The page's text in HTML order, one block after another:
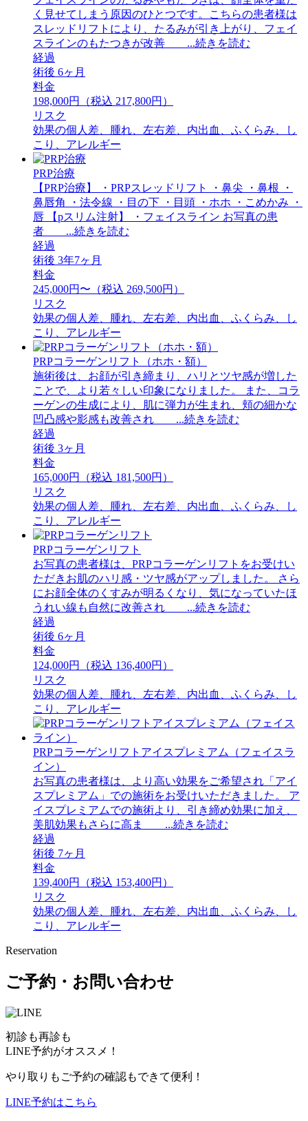
く見せてしまう原因のひとつです。こちらの患者様は
スレッドリフトにより、たるみが引き上がり、フェイ
スラインのもたつきが改善 ...続きを読む
経過
術後 6ヶ月
料金
198,000円（税込 217,800円）
リスク
効果の個人差、腫れ、左右差、内出血、ふくらみ、し
こり、アレルギー
PRP治療
【PRP治療】 ・PRPスレッドリフト ・鼻尖 ・鼻根 ・
鼻唇角 ・法令線 ・目の下 ・目頭 ・ホホ ・こめかみ ・
唇 【pスリム注射】 ・フェイスライン お写真の患
者 ...続きを読む
経過
術後 3年7ヶ月
料金
245,000円〜（税込 269,500円）
リスク
効果の個人差、腫れ、左右差、内出血、ふくらみ、し
こり、アレルギー
PRPコラーゲンリフト（ホホ・額）
施術後は、お顔が引き締まり、ハリとツヤ感が増した
ことで、より若々しい印象になりました。 また、コラ
ーゲンの生成により、肌に弾力が生まれ、頬の細かな
凹凸感や影感も改善され ...続きを読む
経過
術後 3ヶ月
料金
165,000円（税込 181,500円）
リスク
効果の個人差、腫れ、左右差、内出血、ふくらみ、し
こり、アレルギー
PRPコラーゲンリフト
お写真の患者様は、PRPコラーゲンリフトをお受けい
ただきお肌のハリ感・ツヤ感がアップしました。 さら
にお顔全体のくすみが明るくなり、気になっていたほ
うれい線も自然に改善され ...続きを読む
経過
術後 6ヶ月
料金
124,000円（税込 136,400円）
リスク
効果の個人差、腫れ、左右差、内出血、ふくらみ、し
こり、アレルギー
PRPコラーゲンリフトアイスプレミアム（フェイスラ
イン）
お写真の患者様は、より高い効果をご希望され「アイ
スプレミアム」での施術をお受けいただきました。 ア
イスプレミアムでの施術より、引き締め効果に加え、
美肌効果もさらに高ま ...続きを読む
経過
術後 7ヶ月
料金
139,400円（税込 153,400円）
リスク
効果の個人差、腫れ、左右差、内出血、ふくらみ、し
こり、アレルギー
Reservation
ご予約・お問い合わせ
初診も再診も
LINE予約がオススメ！
やり取りもご予約の確認もできて便利！
LINE予約はこちら